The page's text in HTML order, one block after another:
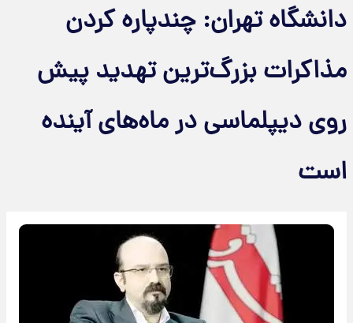
دانشگاه تهران: چندپاره کردن
مذاکرات بزرگ‌ترین تهدید پیش
روی دیپلماسی در ماه‌های آینده
است